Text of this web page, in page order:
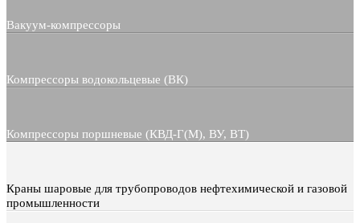
Вакуум-компрессоры
Компрессоры водокольцевые (ВК)
Компрессоры поршневые (КВД-Г(М), ВУ, ВТ)
Краны шаровые для трубопроводов нефтехимической и газовой
промышленности